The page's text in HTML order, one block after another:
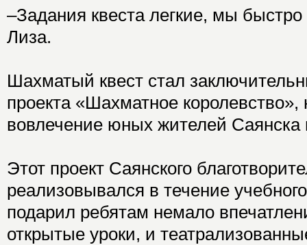
–Задания квеста легкие, мы
Лиза.
Шахматый квест стал
проекта «Шахматное королевство»,
вовлечение юных жителей Саянска
Этот проект Саянского
реализовывался в течение
подарил ребятам немало
открытые уроки, и